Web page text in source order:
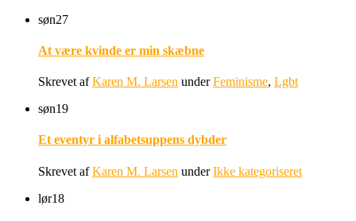
søn27
At være kvinde er min skæbne
Skrevet afKaren M. Larsen underFeminisme, Lgbt
søn19
Et eventyr i alfabetsuppens dybder
Skrevet afKaren M. Larsen underIkke kategoriseret
lør18